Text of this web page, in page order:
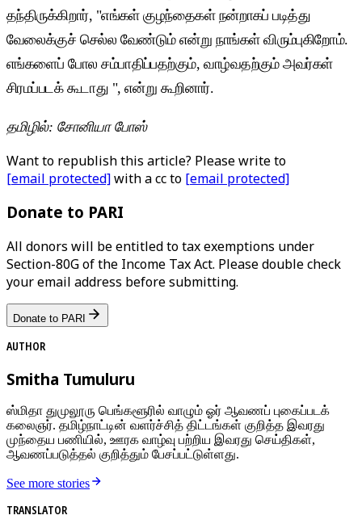
தந்திருக்கிறார், "எங்கள் குழந்தைகள் நன்றாகப் படித்து
வேலைக்குச் செல்ல வேண்டும் என்று நாங்கள் விரும்புகிறோம்.
எங்களைப் போல சம்பாதிப்பதற்கும், வாழ்வதற்கும் அவர்கள்
சிரமப்படக் கூடாது ", என்று கூறினார்.
தமிழில்: சோனியா போஸ்
Want to republish this article? Please write to
[email protected]with a cc to [email protected]
Donate to PARI
All donors will be entitled to tax exemptions under
Section-80G of the Income Tax Act. Please double check
your email address before submitting.
Donate to PARI
AUTHOR
Smitha Tumuluru
ஸ்மிதா துமுலூரு பெங்களூரில் வாழும் ஓர் ஆவணப் புகைப்படக்
கலைஞர். தமிழ்நாட்டின் வளர்ச்சித் திட்டங்கள் குறித்த இவரது
முந்தைய பணியில், ஊரக வாழ்வு பற்றிய இவரது செய்திகள்,
ஆவணப்படுத்தல் குறித்தும் பேசப்பட்டுள்ளது.
See more stories
TRANSLATOR